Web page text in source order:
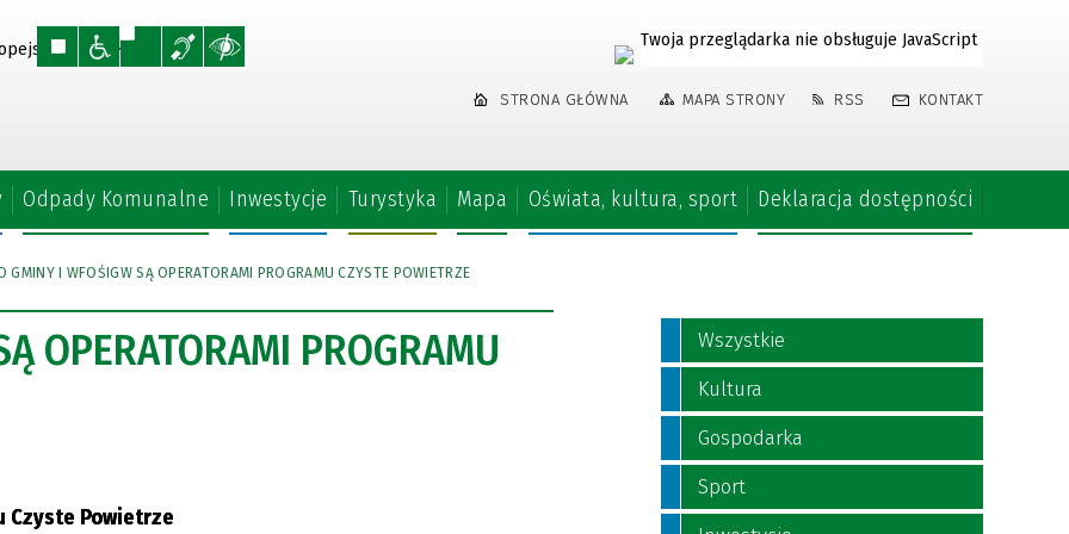
Twoja przeglądarka nie obsługuje JavaScript
STRONA GŁÓWNA MAPA STRONY RSS KONTAKT
Odpady Komunalne Inwestycje Turystyka Mapa Oświata, kultura, sport Deklaracja dostępności
GMINY I WFOŚIGW SĄ OPERATORAMI PROGRAMU CZYSTE POWIETRZE
OPERATORAMI PROGRAMU
Czyste Powietrze
Wszystkie
Kultura
Gospodarka
Sport